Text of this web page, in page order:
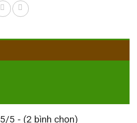
5/5 - (2 bình chọn)